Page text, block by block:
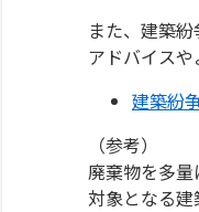
また、建築
アドバイス
建築紛
（参考）
廃棄物を多
対象となる